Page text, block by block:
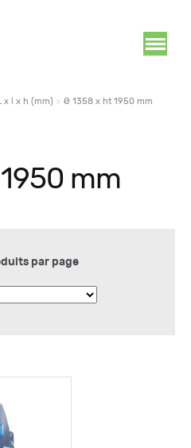
x l x h (mm) Ø 1358 x ht 1950 mm
mm
par page